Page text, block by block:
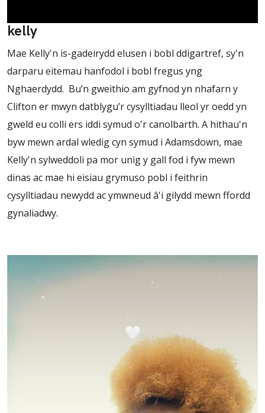
kelly
Mae Kelly'n is-gadeirydd elusen i bobl ddigartref, sy'n
darparu eitemau hanfodol i bobl fregus yng
Nghaerdydd. Bu’n gweithio am gyfnod yn nhafarn y
Clifton er mwyn datblygu’r cysylltiadau lleol yr oedd yn
gweld eu colli ers iddi symud o'r canolbarth. A hithau'n
byw mewn ardal wledig cyn symud i Adamsdown, mae
Kelly'n sylweddoli pa mor unig y gall fod i fyw mewn
dinas ac mae hi eisiau grymuso pobl i feithrin
cysylltiadau newydd ac ymwneud â'i gilydd mewn ffordd
gynaliadwy.